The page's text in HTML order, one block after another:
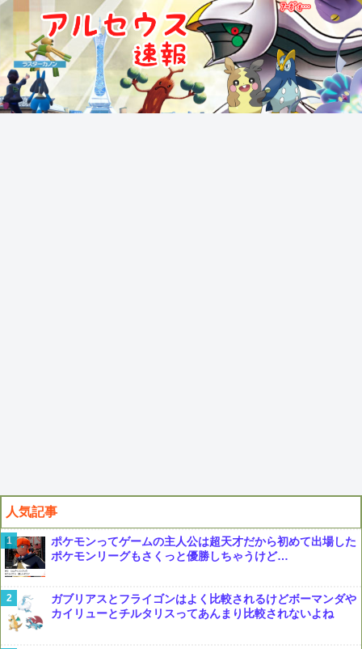
人気記事
ポケモンってゲームの主人公は超天才だから初めて出場した
ポケモンリーグもさくっと優勝しちゃうけど…
ガブリアスとフライゴンはよく比較されるけどボーマンダや
カイリューとチルタリスってあんまり比較されないよね